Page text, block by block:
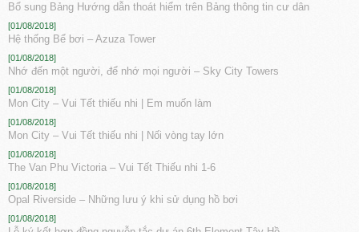
Bổ sung Bảng Hướng dẫn thoát hiểm trên Bảng thông tin cư dân
[01/08/2018]
Hệ thống Bể bơi – Azuza Tower
[01/08/2018]
Nhớ đến một người, để nhớ mọi người – Sky City Towers
[01/08/2018]
Mon City – Vui Tết thiếu nhi | Em muốn làm
[01/08/2018]
Mon City – Vui Tết thiếu nhi | Nối vòng tay lớn
[01/08/2018]
The Van Phu Victoria – Vui Tết Thiếu nhi 1-6
[01/08/2018]
Opal Riverside – Những lưu ý khi sử dụng hồ bơi
[01/08/2018]